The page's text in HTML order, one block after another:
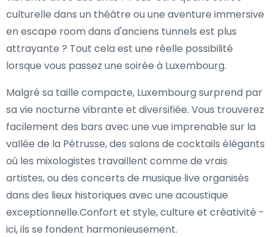
culturelle dans un théâtre ou une aventure immersive
en escape room dans d'anciens tunnels est plus
attrayante ? Tout cela est une réelle possibilité
lorsque vous passez une soirée à Luxembourg.
Malgré sa taille compacte, Luxembourg surprend par
sa vie nocturne vibrante et diversifiée. Vous trouverez
facilement des bars avec une vue imprenable sur la
vallée de la Pétrusse, des salons de cocktails élégants
où les mixologistes travaillent comme de vrais
artistes, ou des concerts de musique live organisés
dans des lieux historiques avec une acoustique
exceptionnelle.Confort et style, culture et créativité -
ici, ils se fondent harmonieusement.